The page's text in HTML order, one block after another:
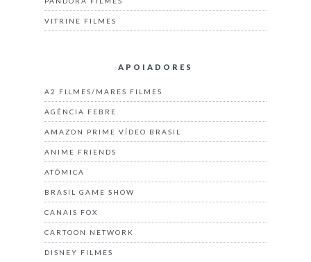
VITRINE FILMES
APOIADORES
A2 FILMES/MARES FILMES
AGÊNCIA FEBRE
AMAZON PRIME VÍDEO BRASIL
ANIME FRIENDS
ATÔMICA
BRASIL GAME SHOW
CANAIS FOX
CARTOON NETWORK
DISNEY FILMES